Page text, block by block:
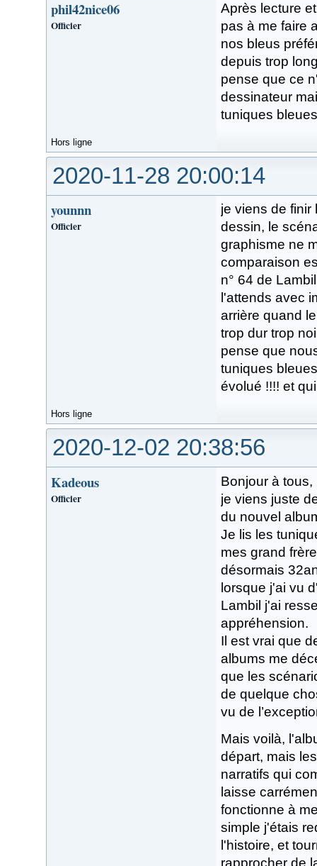
phil42nice06
Officier
Après lecture
pas à me faire
nos bleus
depuis trop
pense que ce
dessinateur
tuniques
Hors ligne
2020-11-28 20:00:14
younnn
Officier
je viens de
dessin, le
graphisme ne
comparaison
n° 64 de
l'attends avec
arrière quand
trop dur trop
pense que
tuniques
évolué !!!! et
Hors ligne
2020-12-02 20:38:56
Kadeous
Officier
Bonjour à tous,
je viens juste
du nouvel
Je lis les
mes grand
désormais
lorsque j'ai vu
Lambil j'ai
appréhension.
Il est vrai que
albums me
que les
de quelque
vu de
Mais voilà,
départ, mais
narratifs qui
laisse
fonctionne à
simple j'étais
l'histoire, et
rapprocher de